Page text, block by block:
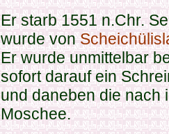
Er starb 1551 n.Chr.
wurde von
Er wurde unmittelbar
sofort darauf ein
und daneben die nach
Moschee.